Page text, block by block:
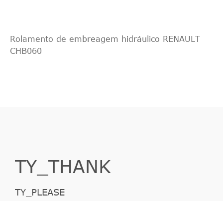
Rolamento de embreagem hidráulico RENAULT
CHB060
TY_THANK
TY_PLEASE